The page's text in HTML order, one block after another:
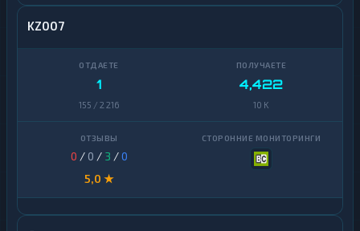
KZ007
1
155 / 2 216
4,422
10 K
0 / 0 / 3 /0
5,0 ★